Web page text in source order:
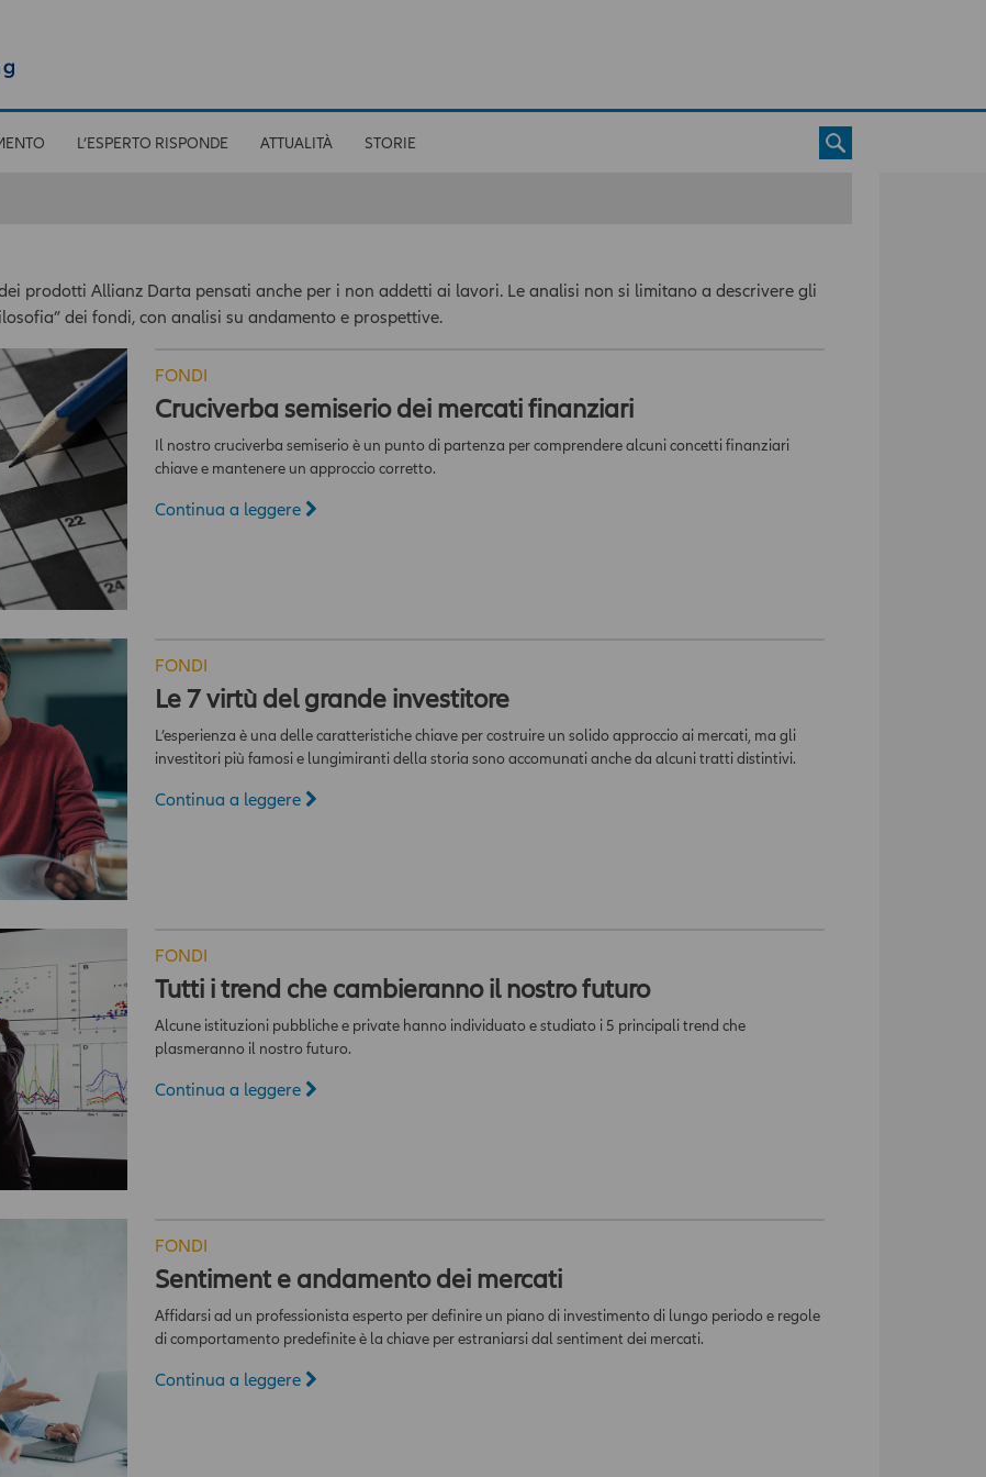
L’ESPERTO RISPONDE ATTUALITÀ STORIE
prodotti Allianz Darta pensati anche per i non addetti ai lavori. Le analisi non si limitano a descrivere gli
dei fondi, con analisi su andamento e prospettive.
FONDI
Cruciverba semiserio dei mercati finanziari
Il nostro cruciverba semiserio è un punto di partenza per comprendere alcuni concetti finanziari
chiave e mantenere un approccio corretto.
Continua a leggere
FONDI
Le 7 virtù del grande investitore
L’esperienza è una delle caratteristiche chiave per costruire un solido approccio ai mercati, ma gli
investitori più famosi e lungimiranti della storia sono accomunati anche da alcuni tratti distintivi.
Continua a leggere
FONDI
Tutti i trend che cambieranno il nostro futuro
Alcune istituzioni pubbliche e private hanno individuato e studiato i 5 principali trend che
plasmeranno il nostro futuro.
Continua a leggere
FONDI
Sentiment e andamento dei mercati
Affidarsi ad un professionista esperto per definire un piano di investimento di lungo periodo e regole
di comportamento predefinite è la chiave per estraniarsi dal sentiment dei mercati.
Continua a leggere